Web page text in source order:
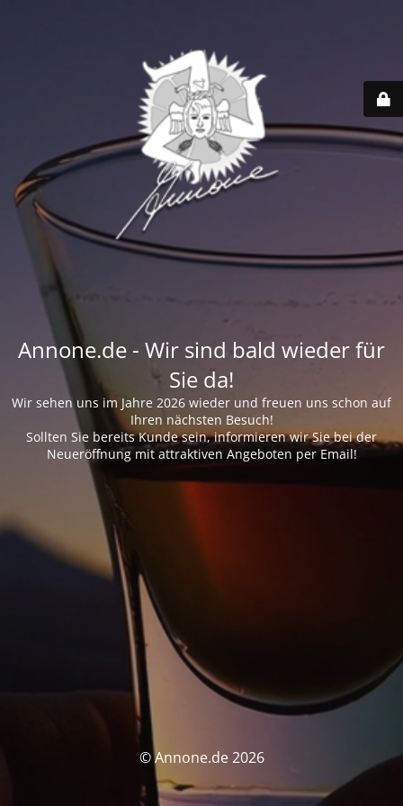
Annone.de - Wir sind bald wieder für
Sie da!
Wir sehen uns im Jahre 2026 wieder und freuen uns schon auf
Ihren nächsten Besuch!
Sollten Sie bereits Kunde sein, informieren wir Sie bei der
Neueröffnung mit attraktiven Angeboten per Email!
© Annone.de 2026